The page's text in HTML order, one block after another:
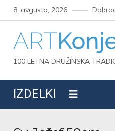
Skip
to
content
8. avgusta, 2026
100 LETNA DRUŽINSKA
IZDELKI